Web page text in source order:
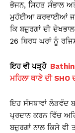
ਭੋਜਨ, ਸਿਹਤ ਸੰਭਾਲ
ਮੁਹੱਈਆ ਕਰਵਾਈਆਂ
ਕਿ ਬਜ਼ੁਰਗਾਂ ਦੀ
26 ਬਿਰਧ ਘਰਾਂ ਨੂੰ
ਇਹ ਵੀ ਪੜ੍ਹੋ
ਮਹਿਲਾ ਥਾਣੇ ਦੀ
ਇਹ ਸੰਸਥਾਵਾਂ ਲੋੜਵੰਦ
ਪ੍ਰਦਾਨ ਕਰਨ ਵਿੱਚ
ਬਜ਼ੁਰਗਾਂ ਨਾਲ ਕਿਸੇ ਵੀ